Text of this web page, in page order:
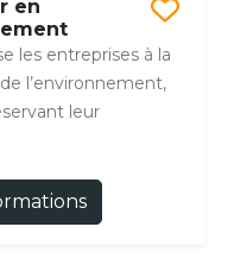
en
les entreprises à la
l’environnement,
leur